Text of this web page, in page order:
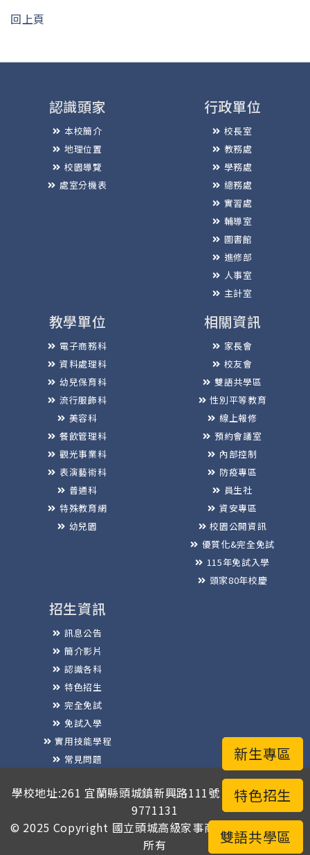
回上頁
雙語共學區
特色招生
新生專區
認識頭家
本校簡介
地理位置
校園導覽
處室分機表
行政單位
校長室
教務處
學務處
總務處
實習處
輔導室
圖書館
進修部
人事室
主計室
教學單位
電子商務科
資料處理科
幼兒保育科
流行服飾科
美容科
餐飲管理科
觀光事業科
表演藝術科
普通科
特殊教育網
幼兒園
相關資訊
家長會
校友會
雙語共學區
性別平等教育
線上報修
預約會議室
內部控制
防疫專區
員生社
資安專區
校園公開資訊
優質化&完全免試
115年免試入學
頭家80年校慶
招生資訊
訊息公告
簡介影片
認識各科
特色招生
完全免試
免試入學
實用技能學程
常見問題
學校地址:261 宜蘭縣頭城鎮新興路111號 / 電話總機:03-
9771131
© 2025 Copyright 國立頭城高級家事商業職業學校版權
所有